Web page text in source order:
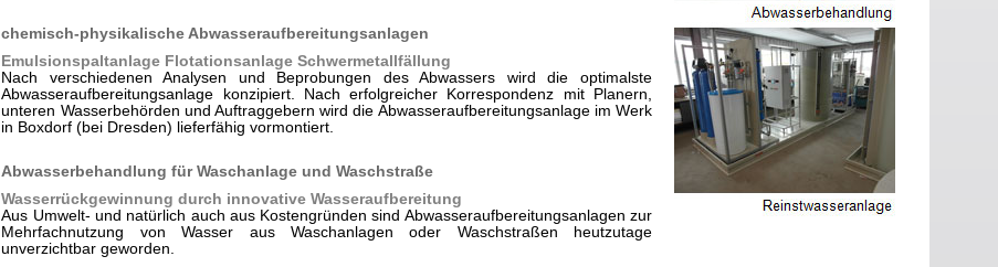
chemisch-physikalische Abwasseraufbereitungsanlagen
Emulsionspaltanlage Flotationsanlage Schwermetallfällung
Nach verschiedenen Analysen und Beprobungen des Abwassers wird die optimalste
Abwasseraufbereitungsanlage konzipiert. Nach erfolgreicher Korrespondenz mit Planern,
unteren Wasserbehörden und Auftraggebern wird die Abwasseraufbereitungsanlage im Werk
in Boxdorf (bei Dresden) lieferfähig vormontiert.
Abwasserbehandlung für Waschanlage und Waschstraße
Wasserrückgewinnung durch innovative Wasseraufbereitung
Aus Umwelt- und natürlich auch aus Kostengründen sind Abwasseraufbereitungsanlagen zur
Mehrfachnutzung von Wasser aus Waschanlagen oder Waschstraßen heutzutage
unverzichtbar geworden.